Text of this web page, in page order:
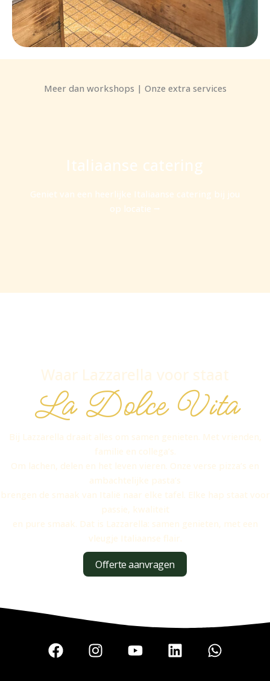
Meer dan workshops | Onze extra services
Italiaanse catering
Geniet van een heerlijke Italiaanse catering bij jou
op locatie ⭢
Waar Lazzarella voor staat
La Dolce Vita
Bij Lazzarella draait alles om samen genieten. Met vrienden,
familie en collega’s.
Om lachen, delen en het leven vieren. Onze verse pizza’s en
ambachtelijke pasta’s
brengen de smaak van Italië naar elke tafel. Elke hap staat voor
passie, kwaliteit
en pure smaak. Dat is Lazzarella: samen genieten, met een
vleugje Italiaanse flair.
Offerte aanvragen
F
a
I
n
Y
o
L
i
W
h